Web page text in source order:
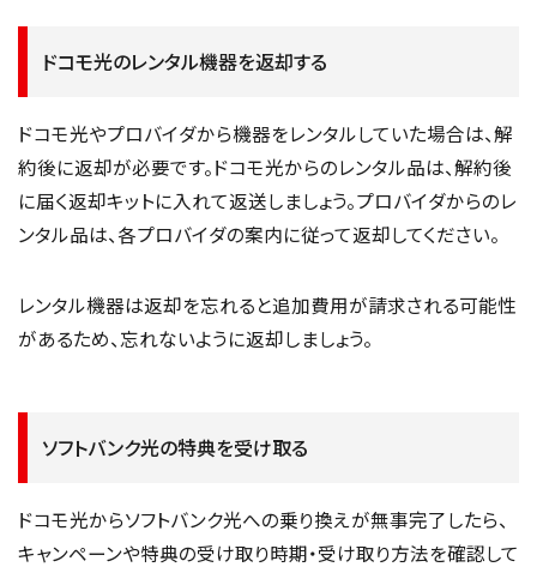
ドコモ光のレンタル機器を返却する
ドコモ光やプロバイダから機器をレンタルしていた場合は、解
約後に返却が必要です。ドコモ光からのレンタル品は、解約後
に届く返却キットに入れて返送しましょう。プロバイダからのレ
ンタル品は、各プロバイダの案内に従って返却してください。
レンタル機器は返却を忘れると追加費用が請求される可能性
があるため、忘れないように返却しましょう。
ソフトバンク光の特典を受け取る
ドコモ光からソフトバンク光への乗り換えが無事完了したら、
キャンペーンや特典の受け取り時期・受け取り方法を確認して